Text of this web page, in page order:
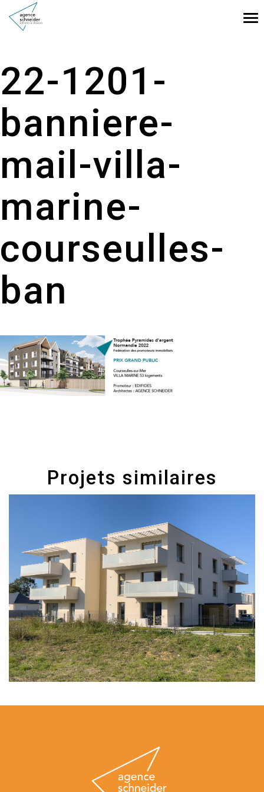
22-1201-
banniere-
mail-villa-
marine-
courseulles-
ban
Projets similaires